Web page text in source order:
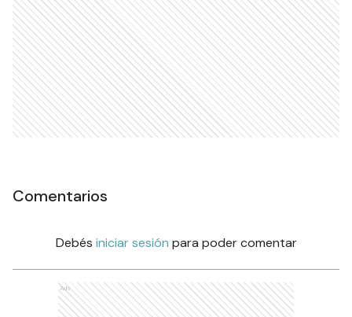
Comentarios
Debés iniciar sesión para poder comentar
Ads